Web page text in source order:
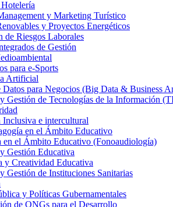
y Marketing Turístico
y Proyectos Energéticos
de Riesgos Laborales
de Gestión
para e-Sports
Artificial
Datos para Negocios (Big Data & Business
Gestión de Tecnologías de la Información
e intercultural
en el Ámbito Educativo
en el Ámbito Educativo (Fonoaudiología)
Gestión Educativa
y Creatividad Educativa
Gestión de Instituciones Sanitarias
y Políticas Gubernamentales
de ONGs para el Desarrollo